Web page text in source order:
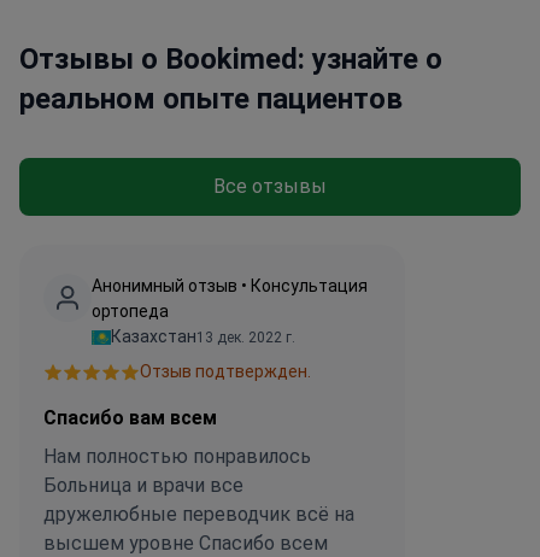
Отзывы о Bookimed: узнайте о
реальном опыте пациентов
Все отзывы
Анонимный отзыв • Консультация
ортопеда
Казахстан13 дек. 2022 г.
Отзыв подтвержден.
Спасибо вам всем
Нам полностью понравилось
Больница и врачи все
дружелюбные переводчик всё на
высшем уровне Спасибо всем